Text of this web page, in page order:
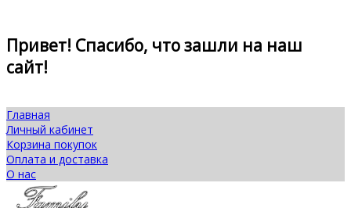
Привет! Спасибо, что зашли на наш
сайт!
Главная
Личный кабинет
Корзина покупок
Оплата и доставка
О нас